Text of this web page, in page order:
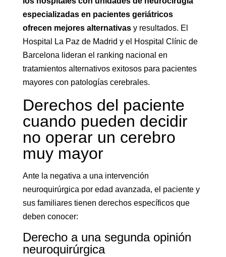
especializadas en pacientes geriátricos
ofrecen mejores alternativasy resultados. El
Hospital La Paz de Madrid y el Hospital Clínic de
Barcelona lideran el ranking nacional en
tratamientos alternativos exitosos para pacientes
mayores con patologías cerebrales.
Derechos del paciente
cuando pueden decidir
no operar un cerebro
muy mayor
Ante la negativa a una intervención
neuroquirúrgica por edad avanzada, el paciente y
sus familiares tienen derechos específicos que
deben conocer:
Derecho a una segunda opinión
neuroquirúrgica